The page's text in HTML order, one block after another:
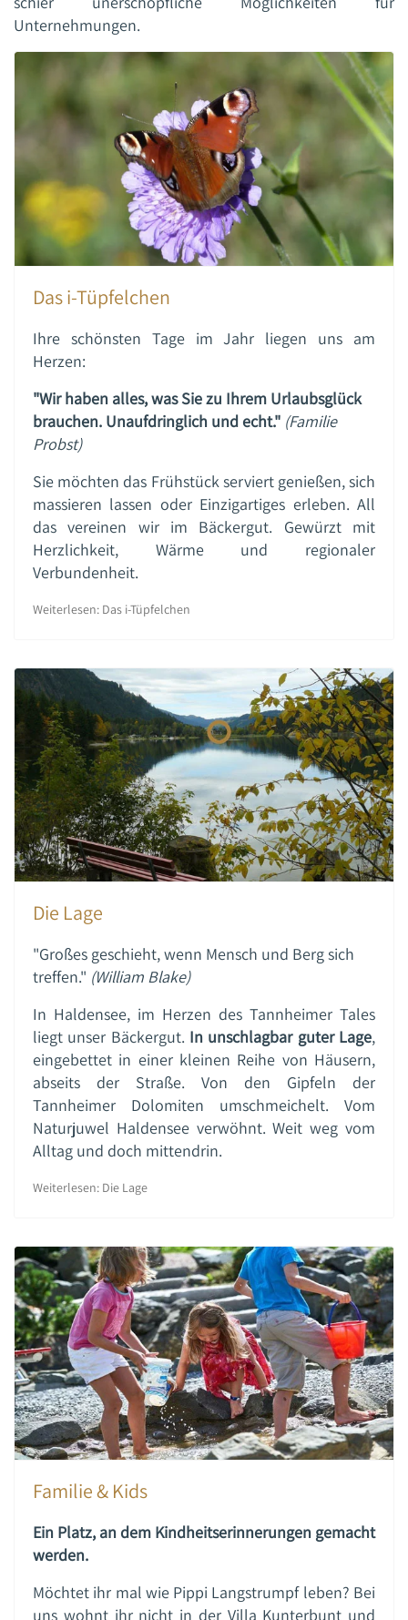
Unternehmungen.
Das i-Tüpfelchen
Ihre schönsten Tage im Jahr liegen uns am
Herzen:
"Wir haben alles, was Sie zu Ihrem Urlaubsglück
brauchen. Unaufdringlich und echt." (Familie
Probst)
Sie möchten das Frühstück serviert genießen, sich
massieren lassen oder Einzigartiges erleben. All
das vereinen wir im Bäckergut. Gewürzt mit
Herzlichkeit, Wärme und regionaler
Verbundenheit.
Weiterlesen: Das i-Tüpfelchen
Die Lage
"Großes geschieht, wenn Mensch und Berg sich
treffen." (William Blake)
In Haldensee, im Herzen des Tannheimer Tales
liegt unser Bäckergut. In unschlagbar guter Lage,
eingebettet in einer kleinen Reihe von Häusern,
abseits der Straße. Von den Gipfeln der
Tannheimer Dolomiten umschmeichelt. Vom
Naturjuwel Haldensee verwöhnt. Weit weg vom
Alltag und doch mittendrin.
Weiterlesen: Die Lage
Familie & Kids
Ein Platz, an dem Kindheitserinnerungen gemacht
werden.
Möchtet ihr mal wie Pippi Langstrumpf leben? Bei
uns wohnt ihr nicht in der Villa Kunterbunt und